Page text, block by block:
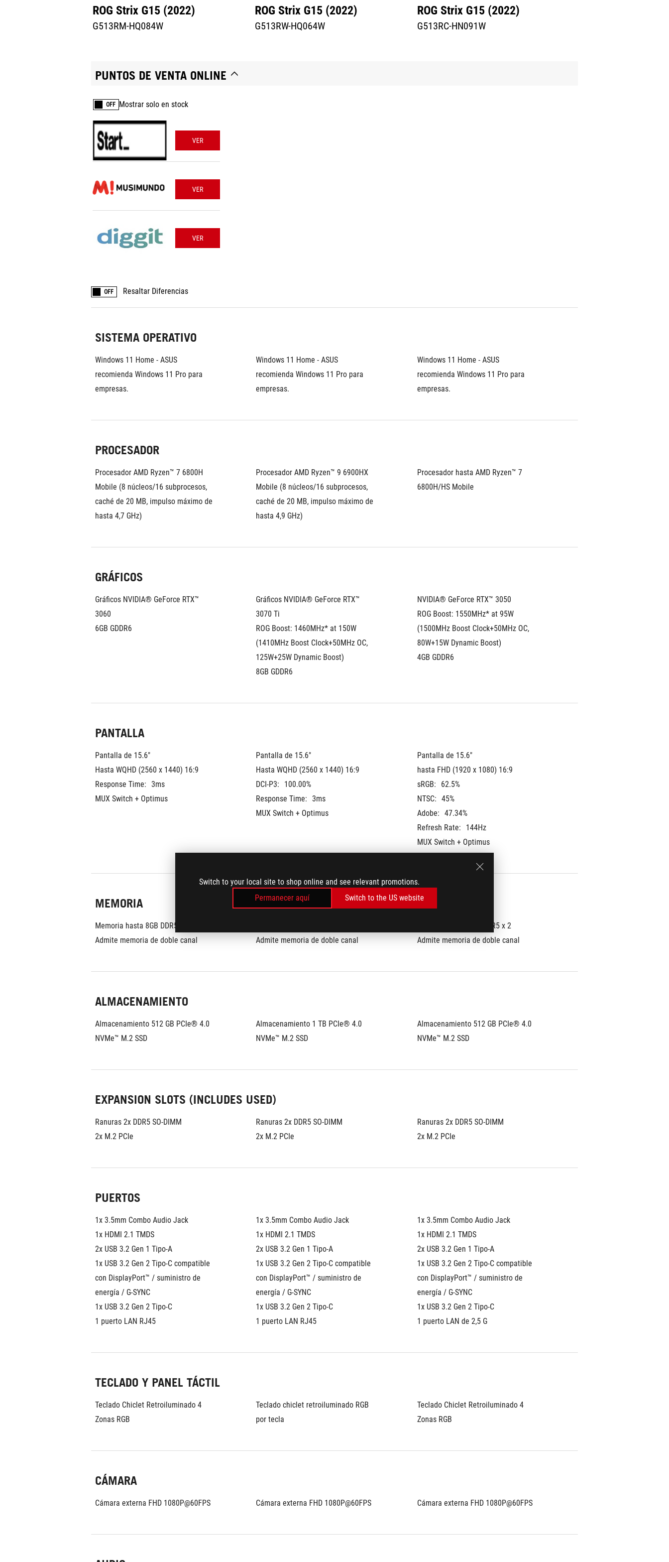
Switch to your local site to shop online and see relevant promotions.
Permanecer aquí
Switch to the US website
ROG Strix G15 (2022)
G513RM-HQ084W
ROG Strix G15 (2022)
G513RW-HQ064W
ROG Strix G15 (2022)
G513RC-HN091W
PUNTOS DE VENTA ONLINE
OFF Mostrar solo en stock
VER
VER
VER
OFF Resaltar Diferencias
SISTEMA OPERATIVO
Windows 11 Home - ASUS
recomienda Windows 11 Pro para
empresas.
Windows 11 Home - ASUS
recomienda Windows 11 Pro para
empresas.
Windows 11 Home - ASUS
recomienda Windows 11 Pro para
empresas.
PROCESADOR
Procesador AMD Ryzen™ 7 6800H
Mobile (8 núcleos/16 subprocesos,
caché de 20 MB, impulso máximo de
hasta 4,7 GHz)
Procesador AMD Ryzen™ 9 6900HX
Mobile (8 núcleos/16 subprocesos,
caché de 20 MB, impulso máximo de
hasta 4,9 GHz)
Procesador hasta AMD Ryzen™ 7
6800H/HS Mobile
GRÁFICOS
Gráficos NVIDIA® GeForce RTX™
3060
6GB GDDR6
Gráficos NVIDIA® GeForce RTX™
3070 Ti
ROG Boost: 1460MHz* at 150W
(1410MHz Boost Clock+50MHz OC,
125W+25W Dynamic Boost)
8GB GDDR6
NVIDIA® GeForce RTX™ 3050
ROG Boost: 1550MHz* at 95W
(1500MHz Boost Clock+50MHz OC,
80W+15W Dynamic Boost)
4GB GDDR6
PANTALLA
Pantalla de 15.6"
Hasta WQHD (2560 x 1440) 16:9
Response Time: 3ms
MUX Switch + Optimus
Pantalla de 15.6"
Hasta WQHD (2560 x 1440) 16:9
DCI-P3:
100.00%
Response Time: 3ms
MUX Switch + Optimus
Pantalla de 15.6"
hasta FHD (1920 x 1080) 16:9
sRGB:
62.5%
NTSC: 45%
Adobe: 47.34%
Refresh Rate:
144Hz
MUX Switch + Optimus
MEMORIA
Memoria hasta 8GB DDR5 x 2
Admite memoria de doble canal
Admite memoria de doble canal
Memoria hasta 8GB DDR5 x 2
Admite memoria de doble canal
ALMACENAMIENTO
Almacenamiento 512 GB PCIe® 4.0
NVMe™ M.2 SSD
Almacenamiento 1 TB PCIe® 4.0
NVMe™ M.2 SSD
Almacenamiento 512 GB PCIe® 4.0
NVMe™ M.2 SSD
EXPANSION SLOTS (INCLUDES USED)
Ranuras 2x DDR5 SO-DIMM
2x M.2 PCIe
Ranuras 2x DDR5 SO-DIMM
2x M.2 PCIe
Ranuras 2x DDR5 SO-DIMM
2x M.2 PCIe
PUERTOS
1x 3.5mm Combo Audio Jack
1x HDMI 2.1 TMDS
2x USB 3.2 Gen 1 Tipo-A
1x USB 3.2 Gen 2 Tipo-C compatible
con DisplayPort™ / suministro de
energía / G-SYNC
1x USB 3.2 Gen 2 Tipo-C
1 puerto LAN RJ45
1x 3.5mm Combo Audio Jack
1x HDMI 2.1 TMDS
2x USB 3.2 Gen 1 Tipo-A
1x USB 3.2 Gen 2 Tipo-C compatible
con DisplayPort™ / suministro de
energía / G-SYNC
1x USB 3.2 Gen 2 Tipo-C
1 puerto LAN RJ45
1x 3.5mm Combo Audio Jack
1x HDMI 2.1 TMDS
2x USB 3.2 Gen 1 Tipo-A
1x USB 3.2 Gen 2 Tipo-C compatible
con DisplayPort™ / suministro de
energía / G-SYNC
1x USB 3.2 Gen 2 Tipo-C
1 puerto LAN de 2,5 G
TECLADO Y PANEL TÁCTIL
Teclado Chiclet Retroiluminado 4
Zonas RGB
Teclado chiclet retroiluminado RGB
por tecla
Teclado Chiclet Retroiluminado 4
Zonas RGB
CÁMARA
Cámara externa FHD 1080P@60FPS Cámara externa FHD 1080P@60FPS Cámara externa FHD 1080P@60FPS